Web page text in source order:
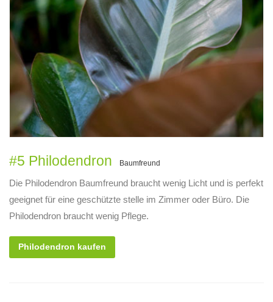
#5 Philodendron Baumfreund
Die Philodendron Baumfreund braucht wenig Licht und is perfekt
geeignet für eine geschützte stelle im Zimmer oder Büro. Die
Philodendron braucht wenig Pflege.
Philodendron kaufen